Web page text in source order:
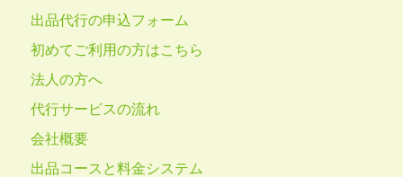
出品代行の申込フォーム
初めてご利用の方はこちら
法人の方へ
代行サービスの流れ
会社概要
出品コースと料金システム